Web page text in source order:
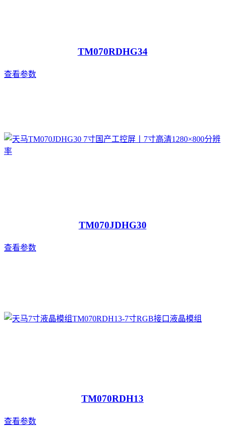
TM070RDHG34
查看参数
TM070JDHG30
查看参数
TM070RDH13
查看参数